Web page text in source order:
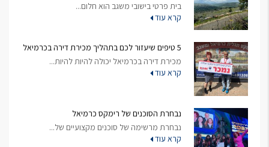
בית פרטי בישובי משגב הוא חלום...
קרא עוד
5 טיפים שיעזור לכם בתהליך מכירת דירה בכרמיאל
מכירת דירה בכרמיאל יכולה להיות להיות...
קרא עוד
נבחרת הסוכנים של רימקס כרמיאל
נבחרת מרשימה של סוכנים מקצועיים של...
קרא עוד